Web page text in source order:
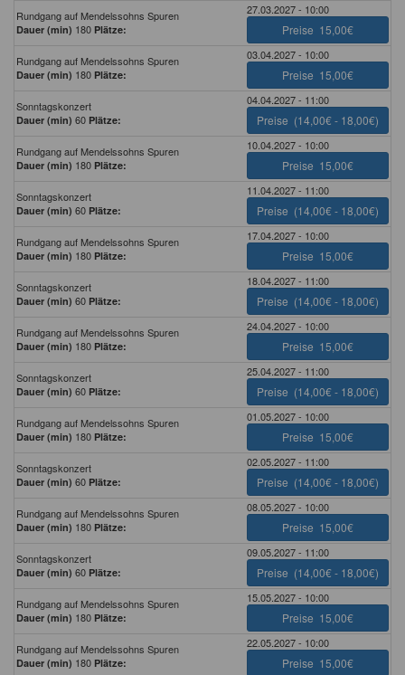
Rundgang auf Mendelssohns Spuren
Dauer (min) 180 Plätze:
27.03.2027 - 10:00
Preise 15,00€
Rundgang auf Mendelssohns Spuren
Dauer (min) 180 Plätze:
03.04.2027 - 10:00
Preise 15,00€
Sonntagskonzert
Dauer (min) 60 Plätze:
04.04.2027 - 11:00
Preise (14,00€ - 18,00€)
Rundgang auf Mendelssohns Spuren
Dauer (min) 180 Plätze:
10.04.2027 - 10:00
Preise 15,00€
Sonntagskonzert
Dauer (min) 60 Plätze:
11.04.2027 - 11:00
Preise (14,00€ - 18,00€)
Rundgang auf Mendelssohns Spuren
Dauer (min) 180 Plätze:
17.04.2027 - 10:00
Preise 15,00€
Sonntagskonzert
Dauer (min) 60 Plätze:
18.04.2027 - 11:00
Preise (14,00€ - 18,00€)
Rundgang auf Mendelssohns Spuren
Dauer (min) 180 Plätze:
24.04.2027 - 10:00
Preise 15,00€
Sonntagskonzert
Dauer (min) 60 Plätze:
25.04.2027 - 11:00
Preise (14,00€ - 18,00€)
Rundgang auf Mendelssohns Spuren
Dauer (min) 180 Plätze:
01.05.2027 - 10:00
Preise 15,00€
Sonntagskonzert
Dauer (min) 60 Plätze:
02.05.2027 - 11:00
Preise (14,00€ - 18,00€)
Rundgang auf Mendelssohns Spuren
Dauer (min) 180 Plätze:
08.05.2027 - 10:00
Preise 15,00€
Sonntagskonzert
Dauer (min) 60 Plätze:
09.05.2027 - 11:00
Preise (14,00€ - 18,00€)
Rundgang auf Mendelssohns Spuren
Dauer (min) 180 Plätze:
15.05.2027 - 10:00
Preise 15,00€
Rundgang auf Mendelssohns Spuren
Dauer (min) 180 Plätze:
22.05.2027 - 10:00
Preise 15,00€